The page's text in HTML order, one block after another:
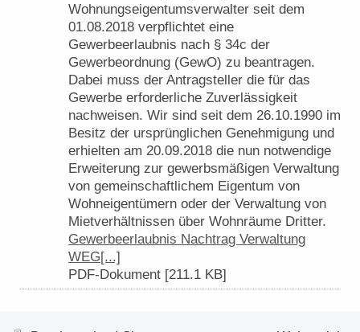
Wohnungseigentumsverwalter seit dem
01.08.2018 verpflichtet eine
Gewerbeerlaubnis nach § 34c der
Gewerbeordnung (GewO) zu beantragen.
Dabei muss der Antragsteller die für das
Gewerbe erforderliche Zuverlässigkeit
nachweisen. Wir sind seit dem 26.10.1990 im
Besitz der ursprünglichen Genehmigung und
erhielten am 20.09.2018 die nun notwendige
Erweiterung zur gewerbsmäßigen Verwaltung
von gemeinschaftlichem Eigentum von
Wohneigentümern oder der Verwaltung von
Mietverhältnissen über Wohnräume Dritter.
Gewerbeerlaubnis Nachtrag Verwaltung
WEG[...]
PDF-Dokument [211.1 KB]